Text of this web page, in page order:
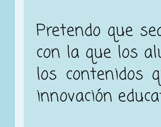
Pretendo que
con la que los
los contenidos
innovación